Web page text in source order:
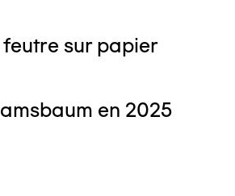
feutre sur papier
en 2025